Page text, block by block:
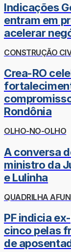
Indicações
entram em
acelerar
CONSTRUÇÃO
Crea-RO
Rondônia
OLHO-NO-OLHO
A conversa
ministro da
e Lulinha
QUADRILHA
PF indicia
cinco pelas
de